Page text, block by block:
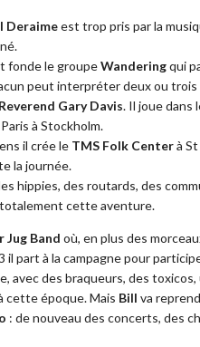
Deraimeest trop pris par la
fonde le groupeWanderingqui
peut interpréter deux ou
Reverend Gary Davis. Il joue dans
à Stockholm.
il crée le TMS Folk Centerà
la journée.
hippies, des routards, des
cette aventure.
Jug Band où, en plus des
il part à la campagne pour
avec des braqueurs, des
cette époque. Mais Bill va
: de nouveau des concerts, des